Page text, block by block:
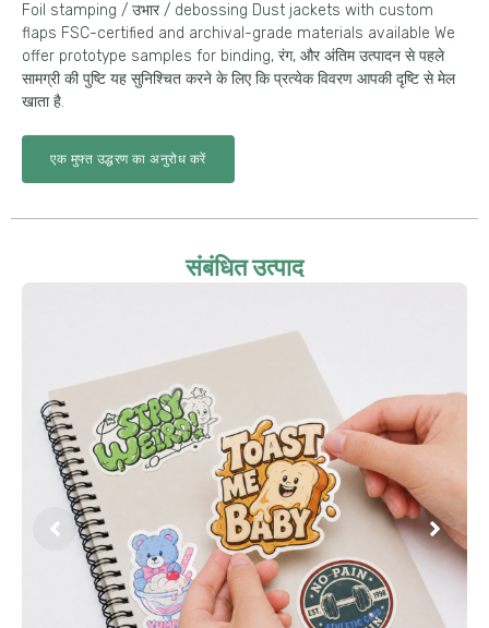
Foil stamping / उभार / debossing Dust jackets with custom
flaps FSC-certified and archival-grade materials available We
offer prototype samples for binding, रंग, और अंतिम उत्पादन से पहले
सामग्री की पुष्टि यह सुनिश्चित करने के लिए कि प्रत्येक विवरण आपकी दृष्टि से मेल
खाता है.
एक मुफ्त उद्धरण का अनुरोध करें
संबंधित उत्पाद